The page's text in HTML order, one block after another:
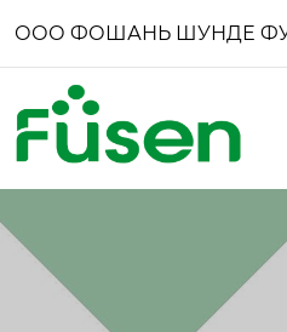
ООО ФОШАНЬ ШУНДЕ